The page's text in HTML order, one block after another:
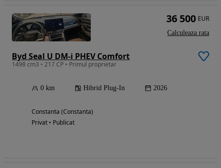
Byd Seal U DM-i PHEV Comfort
1498 cm3 • 217 CP • Primul proprietar
0 km Hibrid Plug-In 2026
Constanta (Constanta)
Privat • Publicat
36 500 EUR
Calculeaza rata